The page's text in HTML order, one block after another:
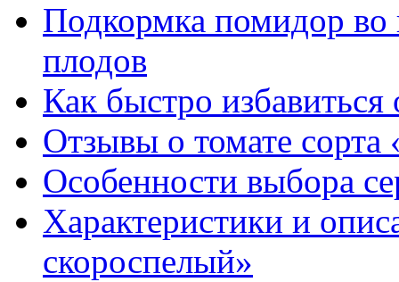
Подкормка помидор во
плодов
Как быстро избавиться
Отзывы о томате сорта
Особенности выбора
Характеристики и
скороспелый»